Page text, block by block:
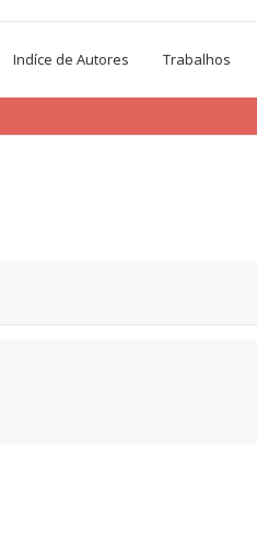
Indíce de Autores Trabalhos